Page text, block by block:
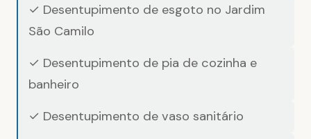
✓ Desentupimento de esgoto no Jardim
São Camilo
✓ Desentupimento de pia de cozinha e
banheiro
✓ Desentupimento de vaso sanitário